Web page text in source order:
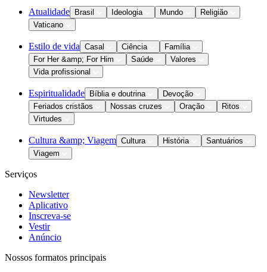
Atualidade Brasil Ideologia Mundo
Religião
Vaticano
Estilo de vida Casal Ciência
Família
For Her &amp; For Him
Saúde
Valores
Vida profissional
Espiritualidade Bíblia e doutrina
Devoção
Feriados cristãos
Nossas cruzes Oração
Ritos
Virtudes
Cultura &amp; Viagem Cultura História
Santuários
Viagem
Serviços
Newsletter
Aplicativo
Inscreva-se
Vestir
Anúncio
Nossos formatos principais